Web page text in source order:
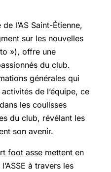
l’AS Saint-Étienne,
sur les nouvelles
»), offre une
du club.
générales qui
de l’équipe, ce
les coulisses
du club, révélant les
son avenir.
foot asse mettent en
à travers les